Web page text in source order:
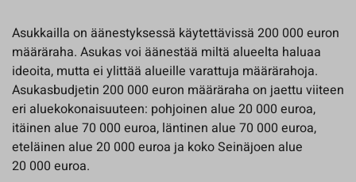
Asukkailla on äänestyksessä käytettävissä 200 000 euron
määräraha. Asukas voi äänestää miltä alueelta haluaa
ideoita, mutta ei ylittää alueille varattuja määrärahoja.
Asukasbudjetin 200 000 euron määräraha on jaettu viiteen
eri aluekokonaisuuteen: pohjoinen alue 20 000 euroa,
itäinen alue 70 000 euroa, läntinen alue 70 000 euroa,
eteläinen alue 20 000 euroa ja koko Seinäjoen alue
20 000 euroa.